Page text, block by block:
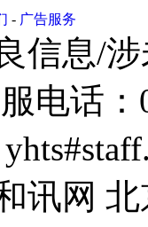
- 广告服务
信息/
电话
讯网